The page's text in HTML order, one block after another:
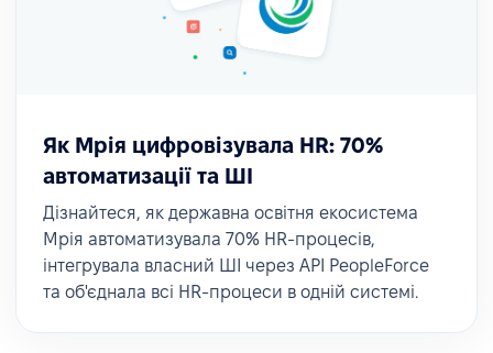
Як Мрія цифровізувала HR: 70%
автоматизації та ШІ
Дізнайтеся, як державна освітня екосистема
Мрія автоматизувала 70% HR-процесів,
інтегрувала власний ШІ через API PeopleForce
та об'єднала всі HR-процеси в одній системі.